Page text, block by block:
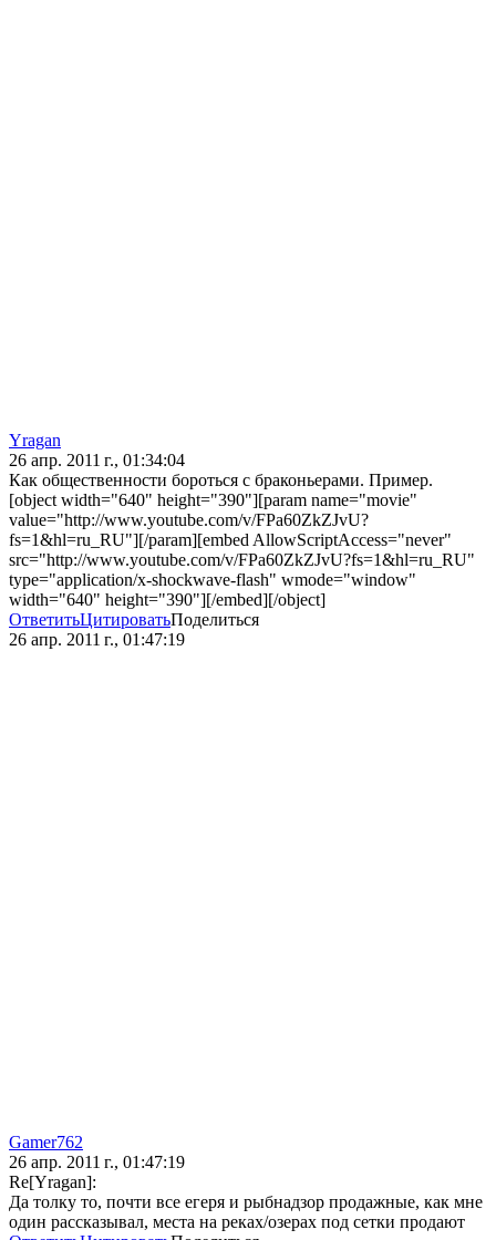
Yragan
26 апр. 2011 г., 01:34:04
Как общественности бороться с браконьерами. Пример.
[object width="640" height="390"][param name="movie"
value="http://www.youtube.com/v/FPa60ZkZJvU?
fs=1&hl=ru_RU"][/param][embed AllowScriptAccess="never"
src="http://www.youtube.com/v/FPa60ZkZJvU?fs=1&hl=ru_RU"
type="application/x-shockwave-flash" wmode="window"
width="640" height="390"][/embed][/object]
ОтветитьЦитироватьПоделиться
26 апр. 2011 г., 01:47:19
Gamer762
26 апр. 2011 г., 01:47:19
Re[Yragan]:
Да толку то, почти все егеря и рыбнадзор продажные, как мне
один рассказывал, места на реках/озерах под сетки продают